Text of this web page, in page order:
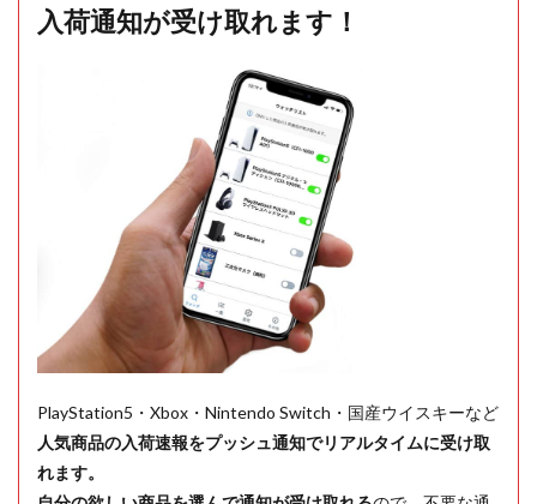
入荷通知が受け取れます！
PlayStation5・Xbox・Nintendo Switch・国産ウイスキーなど
人気商品の入荷速報をプッシュ通知でリアルタイムに受け取
れます。